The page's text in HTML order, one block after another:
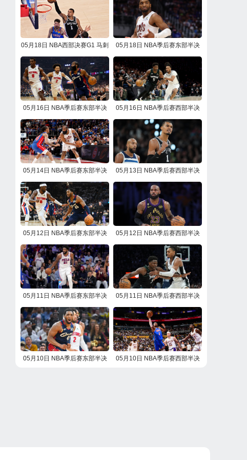
05月18日 NBA西部决赛G1 马刺
05月18日 NBA季后赛东部半决
05月16日 NBA季后赛东部半决
05月16日 NBA季后赛西部半决
放
05月14日 NBA季后赛东部半决
05月13日 NBA季后赛西部半决
放
05月12日 NBA季后赛东部半决
05月12日 NBA季后赛西部半决
05月11日 NBA季后赛东部半决
放
05月11日 NBA季后赛西部半决
放
05月10日 NBA季后赛东部半决
05月10日 NBA季后赛西部半决